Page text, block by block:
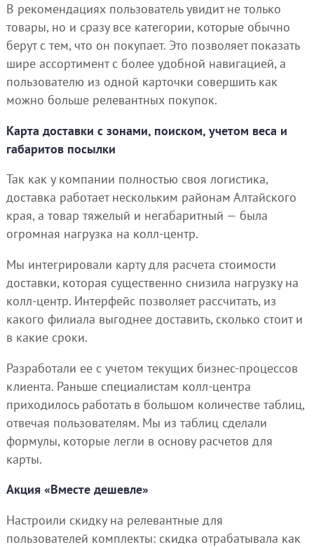
В рекомендациях пользователь увидит не только
товары, но и сразу все категории, которые обычно
берут с тем, что он покупает. Это позволяет показать
шире ассортимент с более удобной навигацией, а
пользователю из одной карточки совершить как
можно больше релевантных покупок.
Карта доставки с зонами, поиском, учетом веса и
габаритов посылки
Так как у компании полностью своя логистика,
доставка работает нескольким районам Алтайского
края, а товар тяжелый и негабаритный — была
огромная нагрузка на колл-центр.
Мы интегрировали карту для расчета стоимости
доставки, которая существенно снизила нагрузку на
колл-центр. Интерфейс позволяет рассчитать, из
какого филиала выгоднее доставить, сколько стоит и
в какие сроки.
Разработали ее с учетом текущих бизнес-процессов
клиента. Раньше специалистам колл-центра
приходилось работать в большом количестве таблиц,
отвечая пользователям. Мы из таблиц сделали
формулы, которые легли в основу расчетов для
карты.
Акция «Вместе дешевле»
Настроили скидку на релевантные для
пользователей комплекты: скидка отрабатывала как